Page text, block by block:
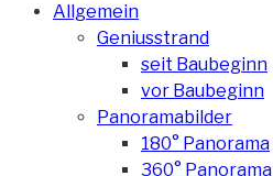
Allgemein
Geniusstrand
seit Baubeginn
vor Baubeginn
Panoramabilder
180° Panorama
360° Panorama